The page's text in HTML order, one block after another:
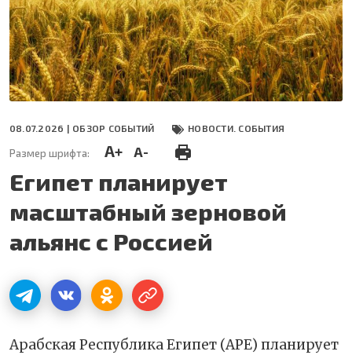
08.07.2026 | ОБЗОР СОБЫТИЙ НОВОСТИ. СОБЫТИЯ
Размер шрифта: A+ A-
Египет планирует
масштабный зерновой
альянс с Россией
Арабская Республика Египет (АРЕ) планирует